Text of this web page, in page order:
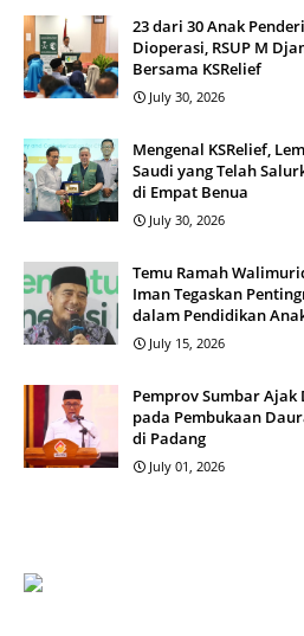
23 dari 30 Anak
Dioperasi, RSUP M
Bersama KSRelief
July 30, 2026
Mengenal KSRelief,
Saudi yang Telah
di Empat Benua
July 30, 2026
Temu Ramah
Iman Tegaskan
dalam Pendidikan
July 15, 2026
Pemprov Sumbar
pada Pembukaan
di Padang
July 01, 2026